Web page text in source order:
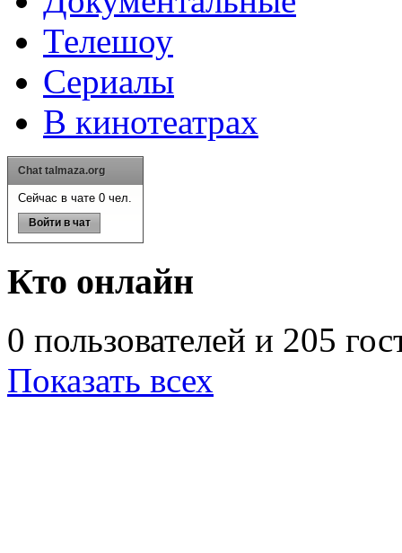
Телешоу
Сериалы
В кинотеатрах
Chat talmaza.org
Сейчас в чате 0 чел.
Войти в чат
Кто онлайн
0 пользователей и 205
Показать всех